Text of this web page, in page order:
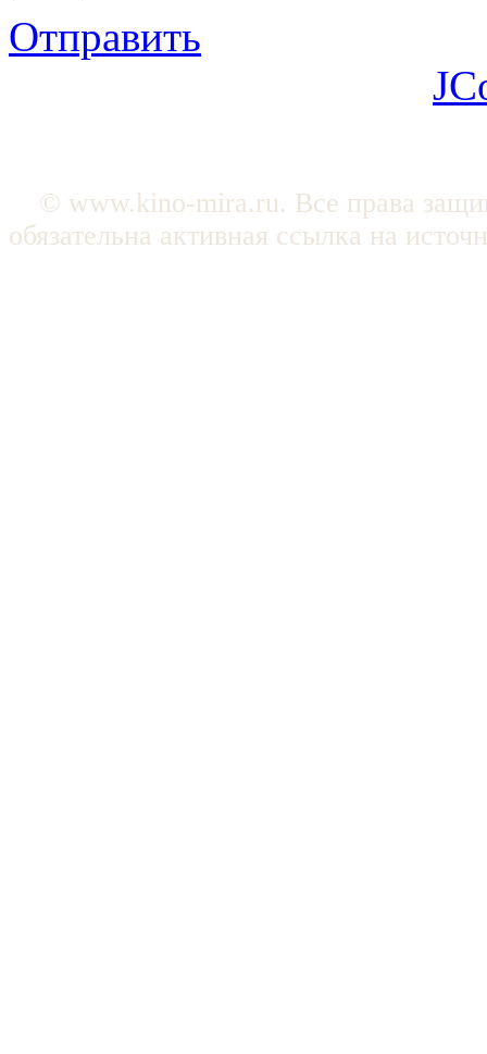
Отправить
© www.kino-mira.ru. Все права
обязательна активная ссылка на